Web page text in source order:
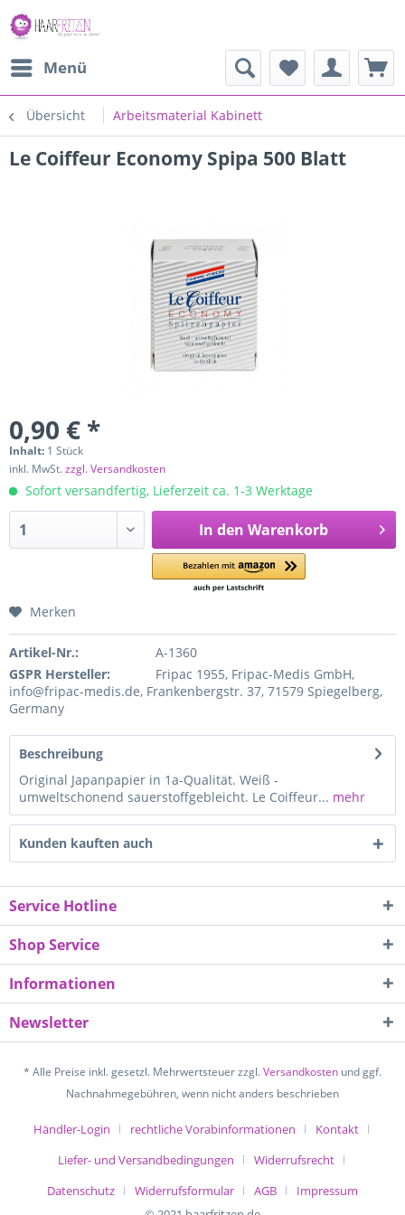
Menü
Übersicht Arbeitsmaterial Kabinett
Le Coiffeur Economy Spipa 500 Blatt
0,90 € *
Inhalt: 1 Stück
inkl. MwSt.zzgl. Versandkosten
Sofort versandfertig, Lieferzeit ca. 1-3 Werktage
In den Warenkorb
Merken
Artikel-Nr.:
A-1360
GSPR Hersteller:
Fripac 1955, Fripac-Medis GmbH,
info@fripac-medis.de, Frankenbergstr. 37, 71579 Spiegelberg,
Germany
Beschreibung
Original Japanpapier in 1a-Qualität. Weiß -
umweltschonend sauerstoffgebleicht. Le Coiffeur... mehr
Kunden kauften auch
Service Hotline
Shop Service
Informationen
Newsletter
* Alle Preise inkl. gesetzl. Mehrwertsteuer zzgl.Versandkosten und ggf.
Nachnahmegebühren, wenn nicht anders beschrieben
Händler-Login rechtliche Vorabinformationen
Kontakt
Liefer- und Versandbedingungen
Widerrufsrecht
Datenschutz
Widerrufsformular AGB
Impressum